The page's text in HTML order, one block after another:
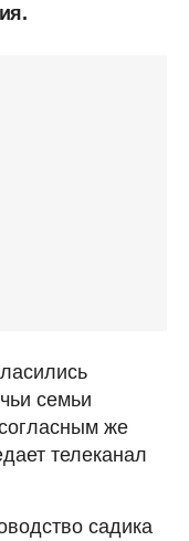
семьи
же
телеканал
садика